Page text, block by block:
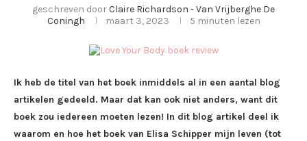
geschreven doorClaire Richardson - Van Vrijberghe De
Coningh
maart 3, 2023 5 minuten lezen
Ik heb de titel van het boek inmiddels al in een aantal blog
artikelen gedeeld. Maar dat kan ook niet anders, want dit
boek zou iedereen moeten lezen! In dit blog artikel deel ik
waarom en hoe het boek van Elisa Schipper mijn leven (tot